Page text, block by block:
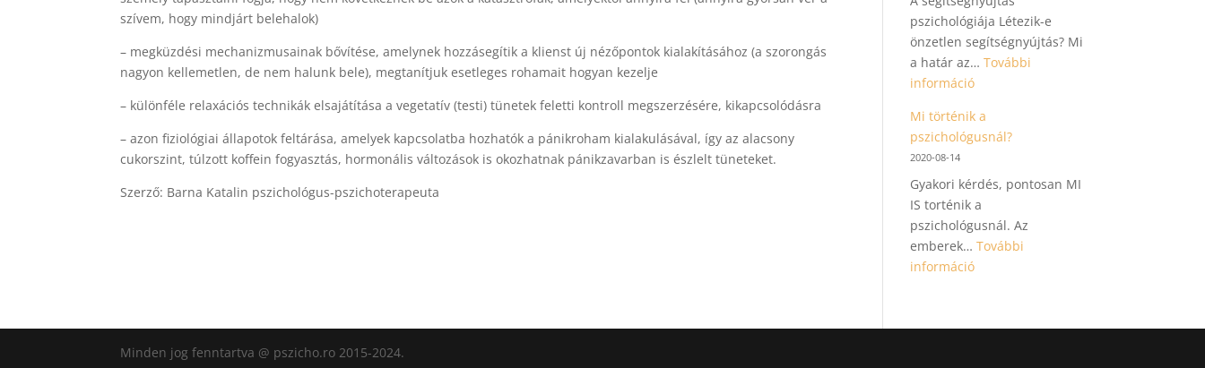
szívem, hogy mindjárt belehalok)
– megküzdési mechanizmusainak bővítése, amelynek hozzásegítik a klienst új nézőpontok kialakításához (a szorongás
nagyon kellemetlen, de nem halunk bele), megtanítjuk esetleges rohamait hogyan kezelje
– különféle relaxációs technikák elsajátítása a vegetatív (testi) tünetek feletti kontroll megszerzésére, kikapcsolódásra
– azon fiziológiai állapotok feltárása, amelyek kapcsolatba hozhatók a pánikroham kialakulásával, így az alacsony
cukorszint, túlzott koffein fogyasztás, hormonális változások is okozhatnak pánikzavarban is észlelt tüneteket.
Szerző: Barna Katalin pszichológus-pszichoterapeuta
pszichológiája Létezik-e
önzetlen segítségnyújtás? Mi
a határ az…További
információ:
segítségnyújtás
pszichológiája
Mi történik a
pszichológusnál?
2020-08-14
Gyakori kérdés, pontosan MI
IS torténik a
pszichológusnál. Az
emberek…További
információ:
a
Minden jog fenntartva @ pszicho.ro 2015-2024.